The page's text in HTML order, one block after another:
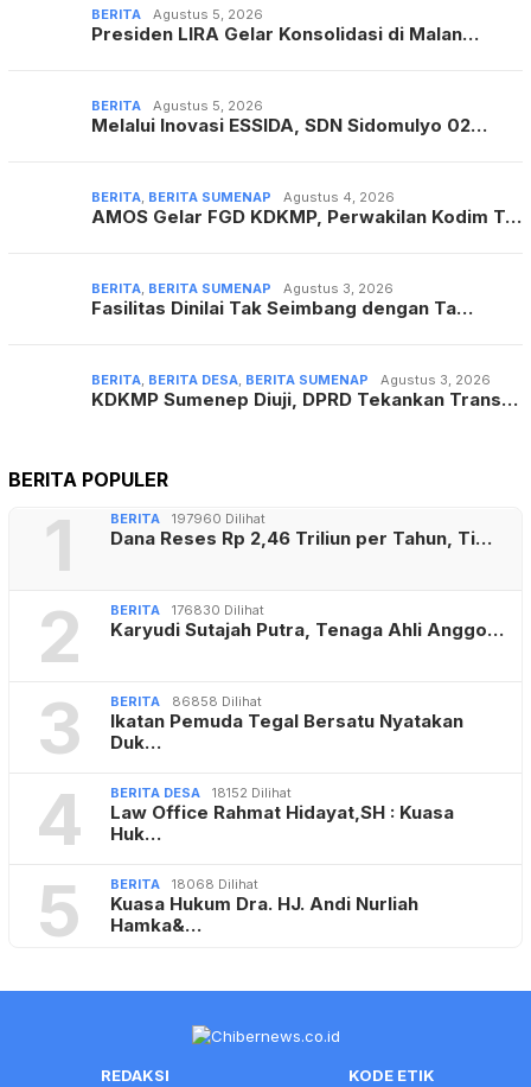
BERITA Agustus 5, 2026
Presiden LIRA Gelar Konsolidasi di Malan…
BERITA Agustus 5, 2026
Melalui Inovasi ESSIDA, SDN Sidomulyo 02…
BERITA, BERITA SUMENAP Agustus 4, 2026
AMOS Gelar FGD KDKMP, Perwakilan Kodim T…
BERITA, BERITA SUMENAP Agustus 3, 2026
Fasilitas Dinilai Tak Seimbang dengan Ta…
BERITA, BERITA DESA, BERITA SUMENAP Agustus 3, 2026
KDKMP Sumenep Diuji, DPRD Tekankan Trans…
BERITA POPULER
1 BERITA 197960 Dilihat
Dana Reses Rp 2,46 Triliun per Tahun, Ti…
2 BERITA 176830 Dilihat
Karyudi Sutajah Putra, Tenaga Ahli Anggo…
3 BERITA 86858 Dilihat
Ikatan Pemuda Tegal Bersatu Nyatakan
Duk…
4 BERITA DESA 18152 Dilihat
Law Office Rahmat Hidayat,SH : Kuasa
Huk…
5 BERITA 18068 Dilihat
Kuasa Hukum Dra. HJ. Andi Nurliah
Hamka&…
REDAKSI KODE ETIK